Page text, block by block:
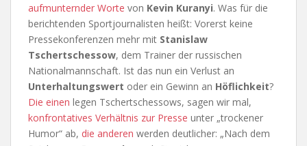
aufmunternder Worte von Kevin Kuranyi. Was für die
berichtenden Sportjournalisten heißt: Vorerst keine
Pressekonferenzen mehr mit Stanislaw
Tschertschessow, dem Trainer der russischen
Nationalmannschaft. Ist das nun ein Verlust an
Unterhaltungswert oder ein Gewinn an Höflichkeit?
Die einen legen Tschertschessows, sagen wir mal,
konfrontatives Verhältnis zur Presse unter „trockener
Humor“ ab, die anderen werden deutlicher: „Nach dem